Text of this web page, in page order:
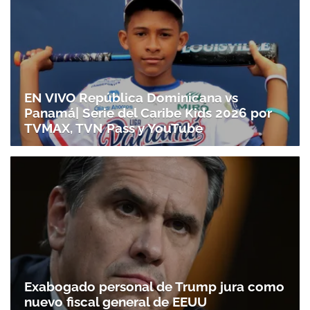
Gracias por suscribirte a nuestro boletín.
EN VIVO República Dominicana vs
Panamá| Serie del Caribe Kids 2026 por
TVMAX, TVN Pass y YouTube
Exabogado personal de Trump jura como
nuevo fiscal general de EEUU